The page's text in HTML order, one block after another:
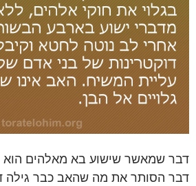
דבר שמאשר שישוע בא מאלהים הוא
דבר הסותר את מה שהאב כבר גילה